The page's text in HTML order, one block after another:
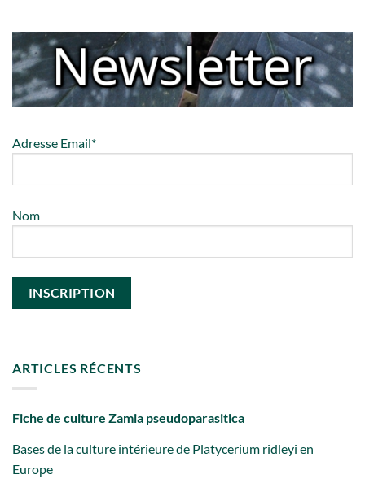
Adresse Email*
Nom
ARTICLES RÉCENTS
Fiche de culture Zamia pseudoparasitica
Bases de la culture intérieure de Platycerium ridleyi en
Europe